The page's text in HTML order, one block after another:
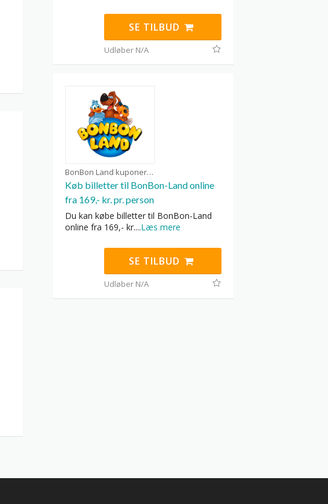
SE TILBUD
Udløber N/A
BonBon Land kuponer
Køb billetter til BonBon-Land online
fra 169,- kr. pr. person
Du kan købe billetter til BonBon-Land
online fra 169,- kr....Læs mere
SE TILBUD
Udløber N/A